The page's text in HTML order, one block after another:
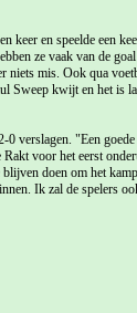
keer en speelde een
ze vaak van de
niets mis. Ook qua
Sweep kwijt en het is
verslagen. "Een
Rakt voor het eerst
doen om het
Ik zal de spelers